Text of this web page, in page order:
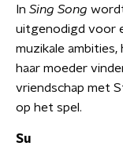
In Sing Song
uitgenodigd voor
muzikale
haar moeder
vriendschap met
op het spel.
Su